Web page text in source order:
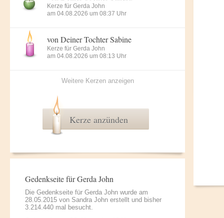
Kerze für Gerda John
am 04.08.2026 um 08:37 Uhr
von Deiner Tochter Sabine
Kerze für Gerda John
am 04.08.2026 um 08:13 Uhr
Weitere Kerzen anzeigen
Kerze anzünden
Gedenkseite für Gerda John
Die Gedenkseite für Gerda John wurde am
28.05.2015 von Sandra John erstellt und bisher
3.214.440 mal besucht.